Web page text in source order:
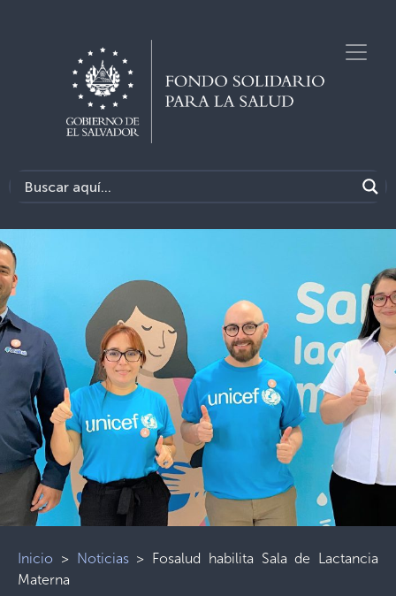
Inicio > Noticias> Fosalud habilita Sala de Lactancia
Materna